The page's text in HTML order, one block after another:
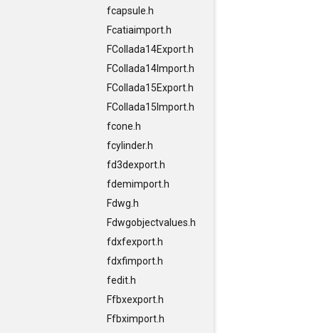
fcapsule.h
Fcatiaimport.h
FCollada14Export.h
FCollada14Import.h
FCollada15Export.h
FCollada15Import.h
fcone.h
fcylinder.h
fd3dexport.h
fdemimport.h
Fdwg.h
Fdwgobjectvalues.h
fdxfexport.h
fdxfimport.h
fedit.h
Ffbxexport.h
Ffbximport.h